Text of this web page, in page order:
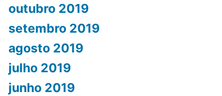
outubro 2019
setembro 2019
agosto 2019
julho 2019
junho 2019